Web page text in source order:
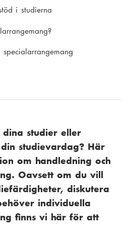
i studierna
studier eller
studievardag? Här
om handledning och
Oavsett om du vill
diskutera
individuella
finns vi här för att